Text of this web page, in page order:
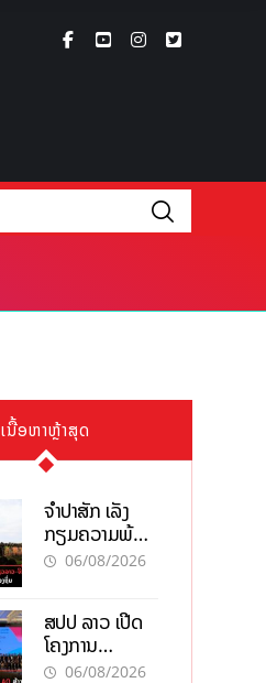
ເນື້ອຫາຫຼ້າສຸດ
ຈຳປາສັກ ເລັ່ງ
ກຽມຄວາມພ້ອມ
“ປີທ່ອງທ່ຽວ
ເສດຖະກິດ
ທ້ອງຖິ່ນ
06/08/2026
ສປປ ລາວ ເປີດ
ໂຄງການ
ALERT-LAO
06/08/2026